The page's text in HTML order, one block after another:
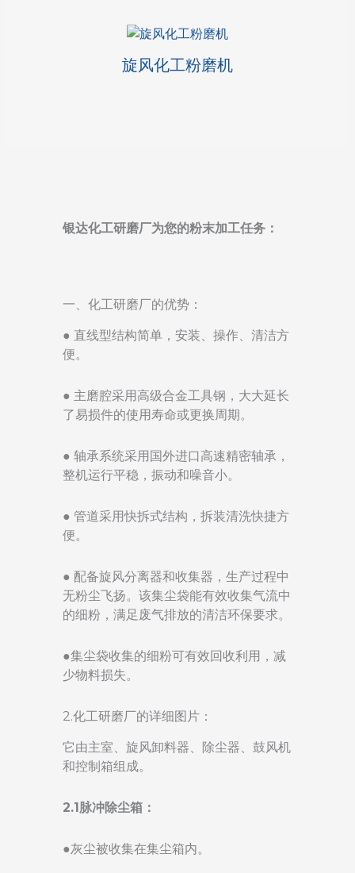
旋风化工粉磨机
银达化工研磨厂为您的粉末加工任务：
一、化工研磨厂的优势：
● 直线型结构简单，安装、操作、清洁方
便。
● 主磨腔采用高级合金工具钢，大大延长
了易损件的使用寿命或更换周期。
● 轴承系统采用国外进口高速精密轴承，
整机运行平稳，振动和噪音小。
● 管道采用快拆式结构，拆装清洗快捷方
便。
● 配备旋风分离器和收集器，生产过程中
无粉尘飞扬。该集尘袋能有效收集气流中
的细粉，满足废气排放的清洁环保要求。
●集尘袋收集的细粉可有效回收利用，减
少物料损失。
2.化工研磨厂的详细图片：
它由主室、旋风卸料器、除尘器、鼓风机
和控制箱组成。
2.1脉冲除尘箱：
●灰尘被收集在集尘箱内。